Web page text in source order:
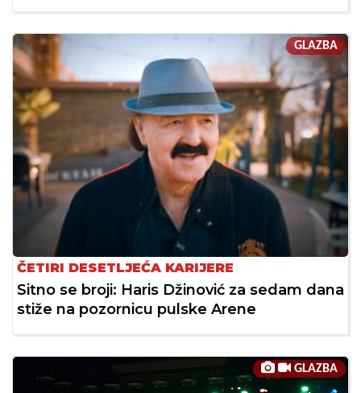
GLAZBA
ČETIRI DESETLJEĆA KARIJERE
Sitno se broji: Haris Džinović za sedam dana
stiže na pozornicu pulske Arene
GLAZBA